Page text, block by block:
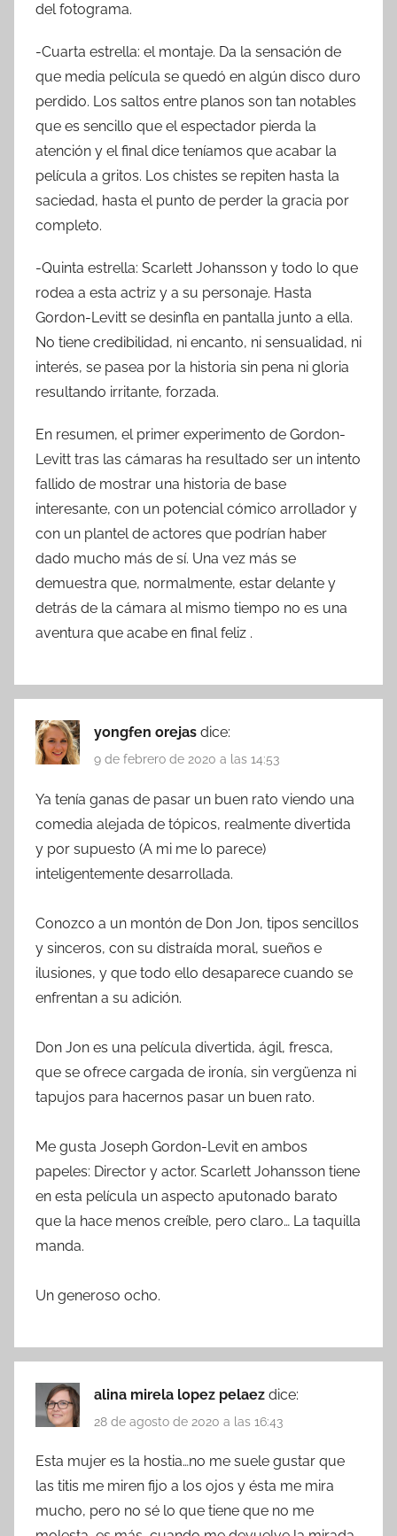
del fotograma.
-Cuarta estrella: el montaje. Da la sensación de
que media película se quedó en algún disco duro
perdido. Los saltos entre planos son tan notables
que es sencillo que el espectador pierda la
atención y el final dice teníamos que acabar la
película a gritos. Los chistes se repiten hasta la
saciedad, hasta el punto de perder la gracia por
completo.
-Quinta estrella: Scarlett Johansson y todo lo que
rodea a esta actriz y a su personaje. Hasta
Gordon-Levitt se desinfla en pantalla junto a ella.
No tiene credibilidad, ni encanto, ni sensualidad, ni
interés, se pasea por la historia sin pena ni gloria
resultando irritante, forzada.
En resumen, el primer experimento de Gordon-
Levitt tras las cámaras ha resultado ser un intento
fallido de mostrar una historia de base
interesante, con un potencial cómico arrollador y
con un plantel de actores que podrían haber
dado mucho más de sí. Una vez más se
demuestra que, normalmente, estar delante y
detrás de la cámara al mismo tiempo no es una
aventura que acabe en final feliz .
yongfen orejas dice:
9 de febrero de 2020 a las 14:53
Ya tenía ganas de pasar un buen rato viendo una
comedia alejada de tópicos, realmente divertida
y por supuesto (A mi me lo parece)
inteligentemente desarrollada.
Conozco a un montón de Don Jon, tipos sencillos
y sinceros, con su distraída moral, sueños e
ilusiones, y que todo ello desaparece cuando se
enfrentan a su adición.
Don Jon es una película divertida, ágil, fresca,
que se ofrece cargada de ironía, sin vergüenza ni
tapujos para hacernos pasar un buen rato.
Me gusta Joseph Gordon-Levit en ambos
papeles: Director y actor. Scarlett Johansson tiene
en esta película un aspecto aputonado barato
que la hace menos creíble, pero claro… La taquilla
manda.
Un generoso ocho.
alina mirela lopez pelaez dice:
28 de agosto de 2020 a las 16:43
Esta mujer es la hostia…no me suele gustar que
las titis me miren fijo a los ojos y ésta me mira
mucho, pero no sé lo que tiene que no me